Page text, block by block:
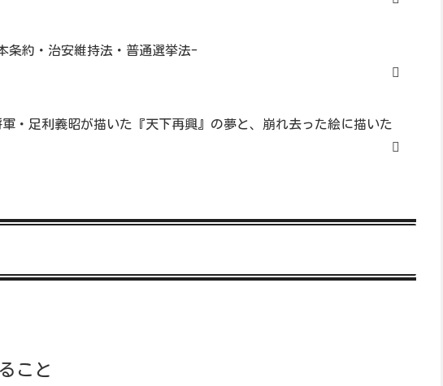
条約・治安維持法・普通選挙法-
・足利義昭が描いた『天下再興』の夢と、崩れ去った絵に描いた
こと